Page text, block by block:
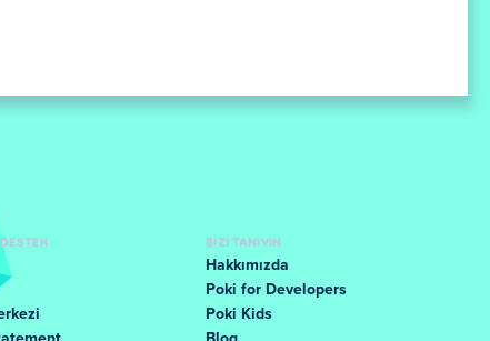
BIZI TANIYIN
Hakkımızda
Poki for Developers
Poki Kids